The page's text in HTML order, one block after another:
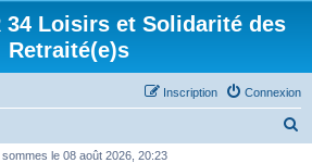
34 Loisirs et Solidarité des
Retraité(e)s
Connexion
Inscription
sommes le 08 août 2026, 20:23